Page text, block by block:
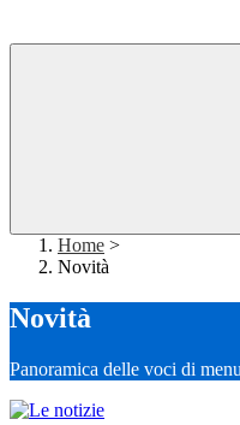
Home >
Novità
Novità
Panoramica delle voci di menu